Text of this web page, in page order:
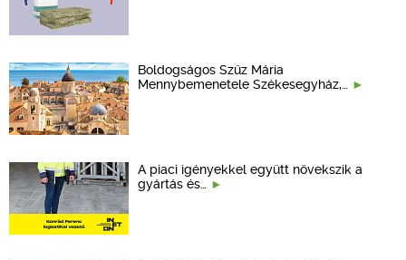
Boldogságos Szűz Mária
Mennybemenetele Székesegyház,…
A piaci igényekkel együtt növekszik a
gyártás és…